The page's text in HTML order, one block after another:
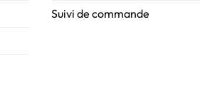
Suivi de commande